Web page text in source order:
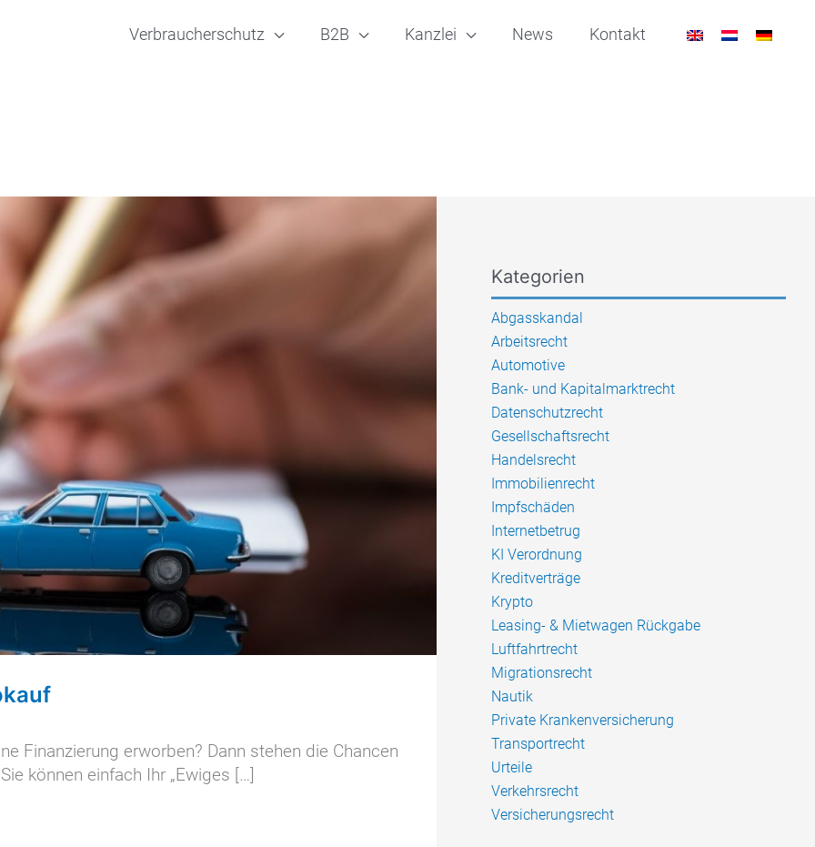
Verbraucherschutz B2B Kanzlei News Kontakt
Finanzierung erworben? Dann stehen die Chancen
können einfach Ihr „Ewiges […]
Kategorien
Abgasskandal
Arbeitsrecht
Automotive
Bank- und Kapitalmarktrecht
Datenschutzrecht
Gesellschaftsrecht
Handelsrecht
Immobilienrecht
Impfschäden
Internetbetrug
KI Verordnung
Kreditverträge
Krypto
Leasing- & Mietwagen Rückgabe
Luftfahrtrecht
Migrationsrecht
Nautik
Private Krankenversicherung
Transportrecht
Urteile
Verkehrsrecht
Versicherungsrecht